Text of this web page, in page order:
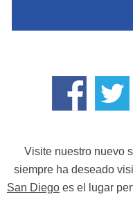
Visite nuestro nuevo
siempre ha deseado
San Diego es el lugar